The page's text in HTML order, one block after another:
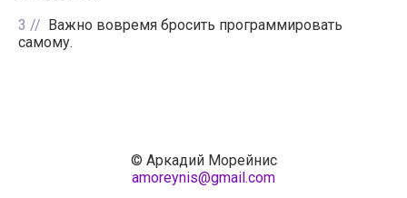
3
Важно вовремя бросить программировать
самому.
© Аркадий Морейнис
amoreynis@gmail.com